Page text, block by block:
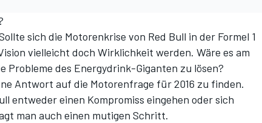
sich die Motorenkrise von Red Bull in der Formel 1
vielleicht doch Wirklichkeit werden. Wäre es am
des Energydrink-Giganten zu lösen?
Antwort auf die Motorenfrage für 2016 zu finden.
entweder einen Kompromiss eingehen oder sich
man auch einen mutigen Schritt.